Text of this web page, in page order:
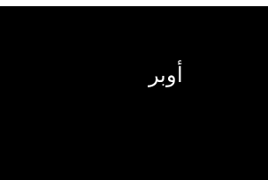
أوبر